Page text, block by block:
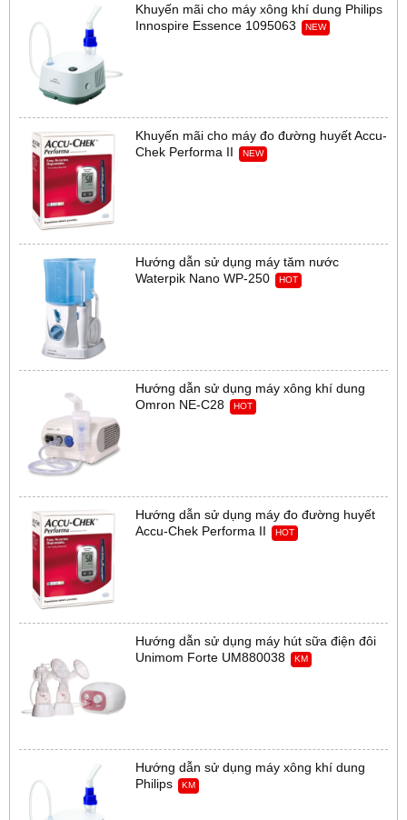
Khuyến mãi cho máy xông khí dung Philips
Innospire Essence 1095063
NEW
Khuyến mãi cho máy đo đường huyết Accu-
Chek Performa II
NEW
Hướng dẫn sử dụng máy tăm nước
Waterpik Nano WP-250
HOT
Hướng dẫn sử dụng máy xông khí dung
Omron NE-C28
HOT
Hướng dẫn sử dụng máy đo đường huyết
Accu-Chek Performa II
HOT
Hướng dẫn sử dụng máy hút sữa điện đôi
Unimom Forte UM880038
KM
Hướng dẫn sử dụng máy xông khí dung
Philips
KM